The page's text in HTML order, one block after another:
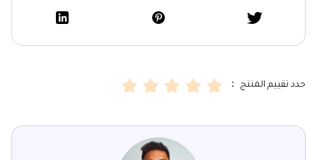
حدد تقييم المنتج ：